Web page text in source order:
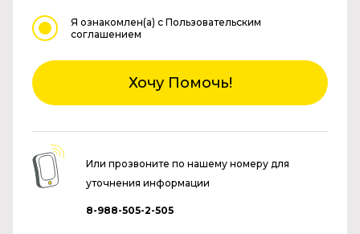
Я ознакомлен(а) с Пользовательским
соглашением
Хочу Помочь!
Или прозвоните по нашему номеру для
уточнения информации
8-988-505-2-505